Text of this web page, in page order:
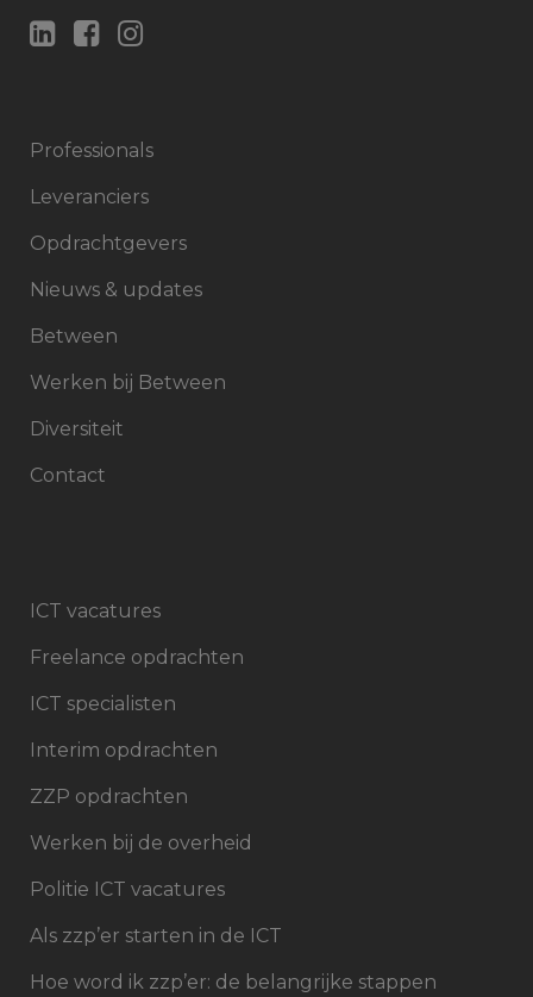
Professionals
Leveranciers
Opdrachtgevers
Nieuws & updates
Between
Werken bij Between
Diversiteit
Contact
ICT vacatures
Freelance opdrachten
ICT specialisten
Interim opdrachten
ZZP opdrachten
Werken bij de overheid
Politie ICT vacatures
Als zzp’er starten in de ICT
Hoe word ik zzp’er: de belangrijke stappen